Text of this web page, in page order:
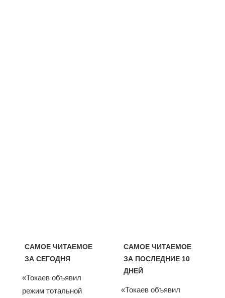
САМОЕ ЧИТАЕМОЕ
ЗА СЕГОДНЯ
«Токаев объявил
режим тотальной
САМОЕ ЧИТАЕМОЕ
ЗА ПОСЛЕДНИЕ 10
ДНЕЙ
«Токаев объявил